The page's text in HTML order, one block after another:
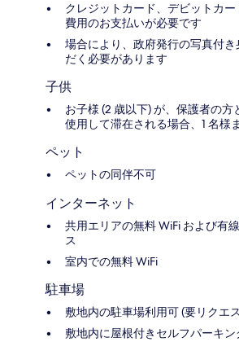
クレジットカード、デビットカ
費用のお支払いが必要です
場合により、政府発行の写真付
だく必要があります
子供
お子様 (2 歳以下) が、保護者の
使用して滞在される場合、1 名様
ペット
ペットの同伴不可
インターネット
共用エリアの無料 WiFi および有
ス
室内での無料 WiFi
駐車場
敷地内の駐車場利用可 (要リクエ
敷地内に屋根付きセルフパーキン